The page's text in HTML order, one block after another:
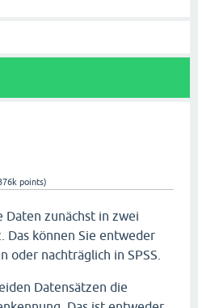
points)
Daten zunächst in zwei
Das können Sie entweder
oder nachträglich in SPSS.
Datensätzen die